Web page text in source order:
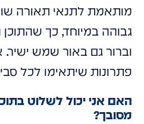
מותאמת לתנאי תאורה
גבוהה במיוחד, כך שהתוכן
וברור גם באור שמש ישיר.
פתרונות שיתאימו לכל
האם אני יכול לשלוט
מסובך?